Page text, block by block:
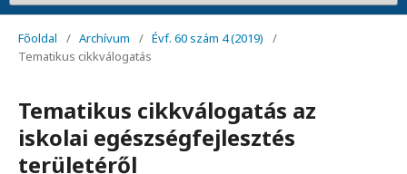
Főoldal / Archívum / Évf. 60 szám 4 (2019)
/
Tematikus cikkválogatás
Tematikus cikkválogatás az
iskolai egészségfejlesztés
területéről